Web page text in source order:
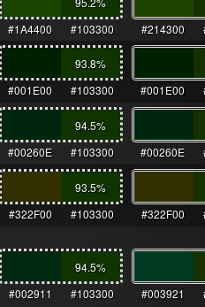
#1A4400
#103300 #214300
93.8%
#001E00
#103300 #001E00
94.5%
#00260E
#103300 #00260E
93.5%
#322F00
#103300 #322F00
94.5%
#002911
#103300 #003921